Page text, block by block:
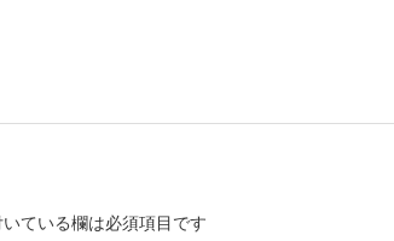
ている欄は必須項目です